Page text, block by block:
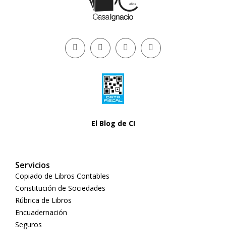
El Blog de CI
Servicios
Copiado de Libros Contables
Constitución de Sociedades
Rúbrica de Libros
Encuadernación
Seguros